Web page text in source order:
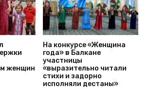
женщин
На конкурсе «Женщина
года» в Балкане
участницы
«выразительно читали
стихи и задорно
исполняли дестаны»